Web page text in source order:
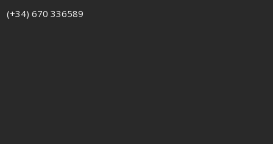
(+34) 670 336589